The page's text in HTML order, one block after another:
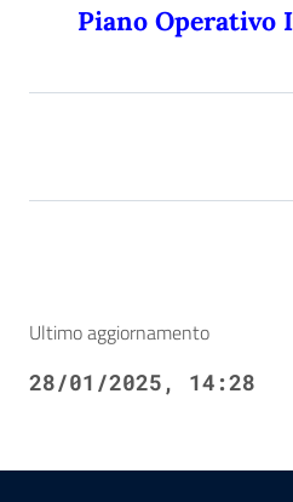
Piano Operativo
Ultimo aggiornamento
28/01/2025, 14:28